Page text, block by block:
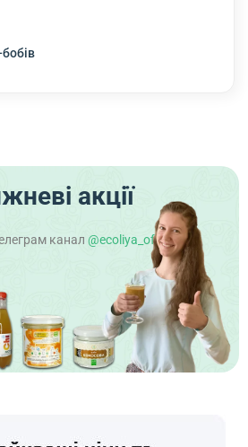
акції
канал @ecoliya_official!